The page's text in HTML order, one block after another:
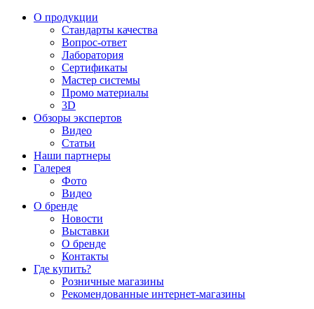
О продукции
Стандарты качества
Вопрос-ответ
Лаборатория
Сертификаты
Мастер системы
Промо материалы
3D
Обзоры экспертов
Видео
Статьи
Наши партнеры
Галерея
Фото
Видео
О бренде
Новости
Выставки
О бренде
Контакты
Где купить?
Розничные магазины
Рекомендованные интернет-магазины